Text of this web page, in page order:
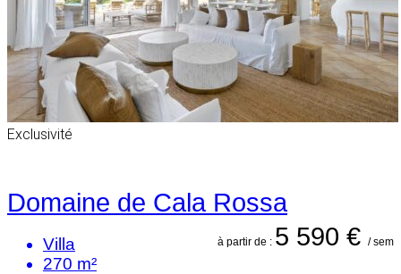
Exclusivité
Domaine de Cala Rossa
à partir de : 5 590 € / sem
Villa
270 m²